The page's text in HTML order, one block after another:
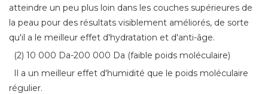
atteindre un peu plus loin dans les couches supérieures de
la peau pour des résultats visiblement améliorés, de sorte
qu'il a le meilleur effet d'hydratation et d'anti-âge.
(2) 10 000 Da-200 000 Da (faible poids moléculaire)
Il a un meilleur effet d'humidité que le poids moléculaire
régulier.